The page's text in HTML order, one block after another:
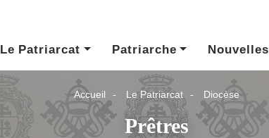
Le Patriarcat
Patriarche Nouvelles
Accueil Le Patriarcat Diocèse
Prêtres